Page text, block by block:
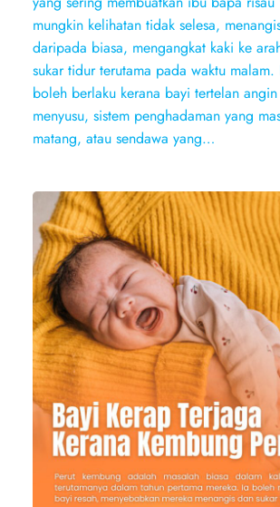
mungkin kelihatan tidak selesa,
daripada biasa, mengangkat kaki ke
sukar tidur terutama pada waktu malam.
boleh berlaku kerana bayi tertelan angin
menyusu, sistem penghadaman yang
matang, atau sendawa yang…